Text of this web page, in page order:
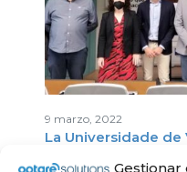
9 marzo, 2022
La Universidade de